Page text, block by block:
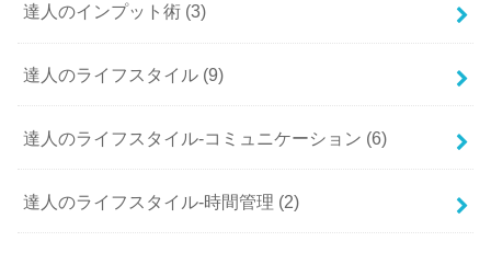
達人のインプット術 (3)
達人のライフスタイル (9)
達人のライフスタイル-コミュニケーション (6)
達人のライフスタイル-時間管理 (2)